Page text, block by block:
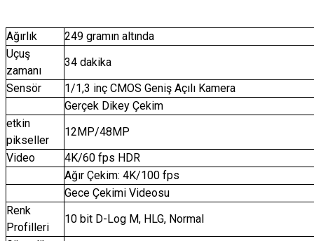
Ağırlık
249 gramın altında
Uçuş
zamanı
34 dakika
Sensör
1/1,3 inç CMOS Geniş Açılı Kamera
Gerçek Dikey Çekim
etkin
pikseller
12MP/48MP
Video
4K/60 fps HDR
Ağır Çekim: 4K/100 fps
Gece Çekimi Videosu
Renk
Profilleri
10 bit D-Log M, HLG, Normal